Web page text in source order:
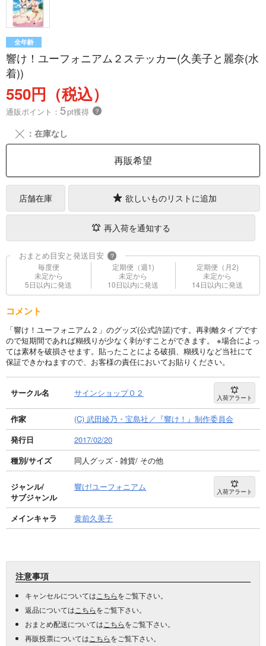
全年齢
響け！ユーフォニアム２ステッカー(久美子と麗奈(水
着))
550円（税込）
通販ポイント： 5pt獲得 ？
╳ ：在庫なし
再販希望
店舗在庫 欲しいものリストに追加
再入荷を通知する
おまとめ目安と発送目安 ?
毎度便
未定から
5日以内に発送
定期便（週1)
未定から
10日以内に発送
定期便（月2)
未定から
14日以内に発送
コメント
「響け！ユーフォニアム２」のグッズ(公式許諾)です。再剥離タイプです
ので短期間であれば糊残りが少なく剥がすことができます。 ※場合によっ
ては素材を破損させます。貼ったことによる破損、糊残りなど当社にて
保証できかねますので、お客様の責任においてお貼りください。
サークル名 サインショップＯ２ 入荷アラート
作家
(C) 武田綾乃・宝島社／『響け！』制作委員会
発行日
2017/02/20
種別/サイズ
同人グッズ - 雑貨/ その他
ジャンル/
サブジャンル
響け!ユーフォニアム 入荷アラート
メインキャラ 黄前久美子
注意事項
キャンセルについては こちらをご覧下さい。
返品については こちらをご覧下さい。
おまとめ配送については こちらをご覧下さい。
再販投票については こちらをご覧下さい。